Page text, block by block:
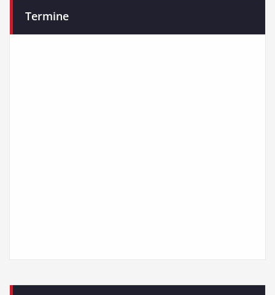
Termine